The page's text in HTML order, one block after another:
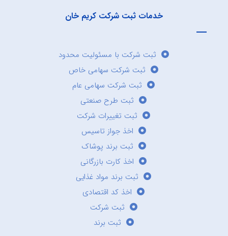
خدمات ثبت شرکت کریم خان
ثبت شرکت با مسئولیت محدود
ثبت شرکت سهامی خاص
ثبت شرکت سهامی عام
ثبت طرح صنعتی
ثبت تغییرات شرکت
اخذ جواز تاسیس
ثبت برند پوشاک
اخذ کارت بازرگانی
ثبت برند مواد غذایی
اخذ کد اقتصادی
ثبت شرکت
ثبت برند